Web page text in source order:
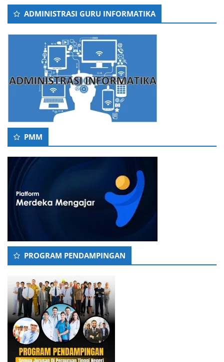
ADMINISTRASI GURU INFORMATIKA
PMM
PROGRAM PENDAMPINGAN